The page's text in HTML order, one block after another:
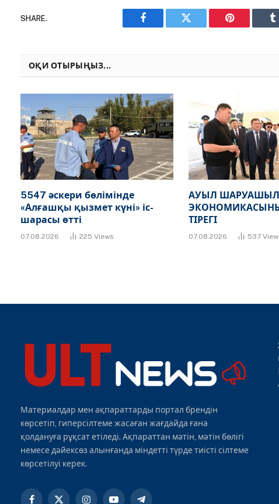
SHARE.
Facebook Twitter Pinterest
ОҚИ ОТЫРЫҢЫЗ...
5547 әскери бөлімінде
«Алғашқы қызмет күні» іс-
шарасы өтті
07.08.2026 225 Views
АУЫЛ
ТІРЕГІ
07.08.2026 537
Материалдар мен ақпараттарды портал брендін
көрсетіп, гиперсілтеме жасаған жағдайда ғана
қолдануға рұқсат етіледі. Ақпараттан мәтін, мәтін бөлігі
немесе дәйексөз алынғанда міндетті түрде тиісті сілтеме
көрсетілуі керек.